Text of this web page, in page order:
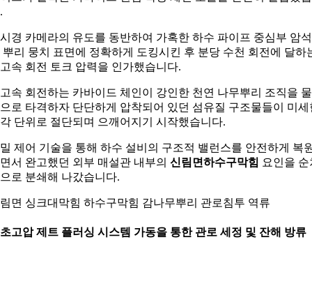
경 카메라의 유도를 동반하여 가혹한 하수 파이프 중심부 암
뿌리 뭉치 표면에 정확하게 도킹시킨 후 분당 수천 회전에 달하
속 회전 토크 압력을 인가했습니다.
속 회전하는 카바이드 체인이 강인한 천연 나무뿌리 조직을
로 타격하자 단단하게 압착되어 있던 섬유질 구조물들이 미세
단위로 절단되며 으깨어지기 시작했습니다.
제어 기술을 통해 하수 설비의 구조적 밸런스를 안전하게 복
서 완고했던 외부 매설관 내부의 신림면하수구막힘 요인을 순
로 분쇄해 나갔습니다.
면 싱크대막힘 하수구막힘 감나무뿌리 관로침투 역류
고압 제트 플러싱 시스템 가동을 통한 관로 세정 및 잔해 방류